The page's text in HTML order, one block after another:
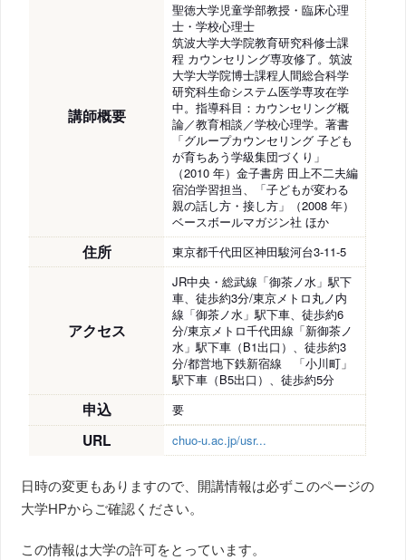
講師概要
聖徳大学児童学部教授・臨床心理
士・学校心理士
筑波大学大学院教育研究科修士課
程 カウンセリング専攻修了。筑波
大学大学院博士課程人間総合科学
研究科生命システム医学専攻在学
中。指導科目：カウンセリング概
論／教育相談／学校心理学。著書
「グループカウンセリング 子ども
が育ちあう学級集団づくり」
（2010 年）金子書房 田上不二夫編
宿泊学習担当、「子どもが変わる
親の話し方・接し方」（2008 年）
ベースボールマガジン社 ほか
住所 東京都千代田区神田駿河台3-11-5
アクセス
JR中央・総武線「御茶ノ水」駅下
車、徒歩約3分/東京メトロ丸ノ内
線「御茶ノ水」駅下車、徒歩約6
分/東京メトロ千代田線「新御茶ノ
水」駅下車（B1出口）、徒歩約3
分/都営地下鉄新宿線 「小川町」
駅下車（B5出口）、徒歩約5分
申込 要
URL chuo-u.ac.jp/usr...
日時の変更もありますので、開講情報は必ずこのページの
大学HPからご確認ください。
この情報は大学の許可をとっています。